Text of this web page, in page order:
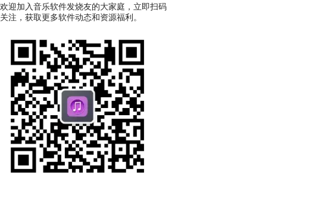
欢迎加入音乐软件发烧友的大家庭，立即扫码
关注，获取更多软件动态和资源福利。